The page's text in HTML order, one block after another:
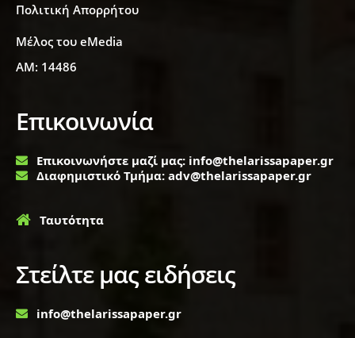
Πολιτική Απορρήτου
Μέλος του eMedia
ΑΜ: 14486
Επικοινωνία
Επικοινωνήστε μαζί μας: info@thelarissapaper.gr
Διαφημιστικό Τμήμα: adv@thelarissapaper.gr
Ταυτότητα
Στείλτε μας ειδήσεις
info@thelarissapaper.gr